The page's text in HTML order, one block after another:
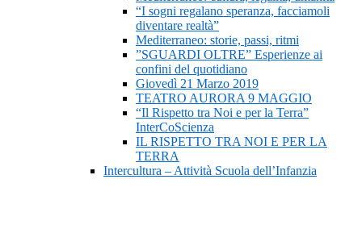
“I sogni regalano speranza, facciamoli
diventare realtà”
Mediterraneo: storie, passi, ritmi
”SGUARDI OLTRE” Esperienze ai
confini del quotidiano
Giovedì 21 Marzo 2019
TEATRO AURORA 9 MAGGIO
“Il Rispetto tra Noi e per la Terra”
InterCoScienza
IL RISPETTO TRA NOI E PER LA
TERRA
Intercultura – Attività Scuola dell’Infanzia